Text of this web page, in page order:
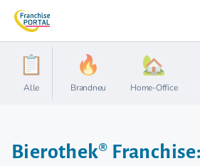
Alle Brandneu Home-Office
Bierothek®